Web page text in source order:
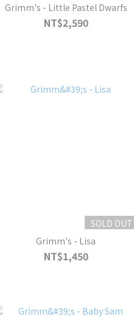
Grimm's - Little Pastel Dwarfs
NT$2,590
SOLD OUT
Grimm's - Lisa
NT$1,450